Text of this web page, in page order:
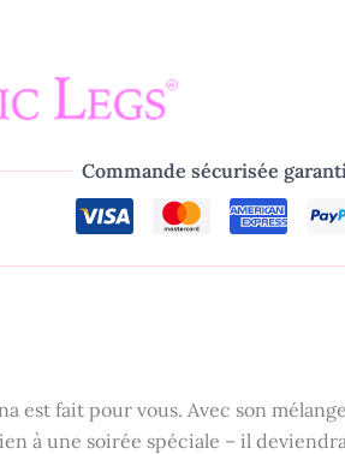
Commande sécurisée
est fait pour vous. Avec son
à une soirée spéciale – il